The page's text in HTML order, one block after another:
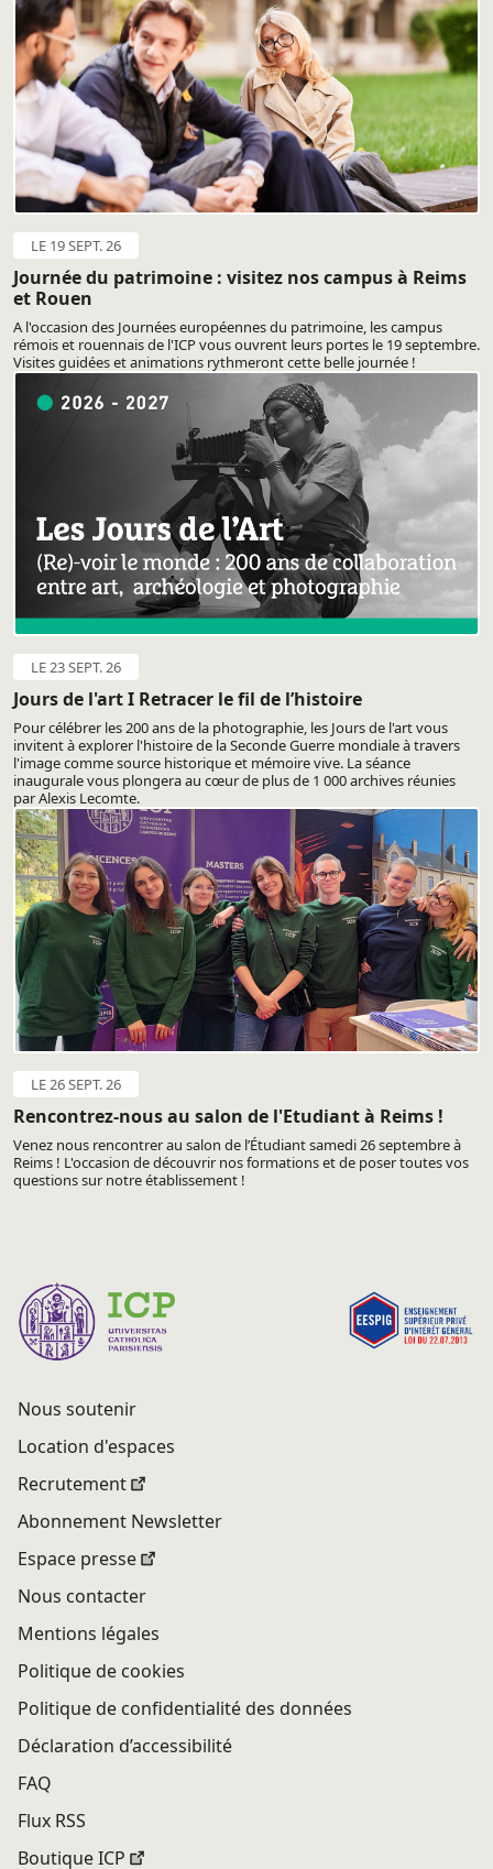
LE 19 SEPT. 26
Journée du patrimoine : visitez nos campus à Reims
et Rouen
A l'occasion des Journées européennes du patrimoine, les campus
rémois et rouennais de l'ICP vous ouvrent leurs portes le 19 septembre.
Visites guidées et animations rythmeront cette belle journée !
LE 23 SEPT. 26
Jours de l'art I Retracer le fil de l’histoire
Pour célébrer les 200 ans de la photographie, les Jours de l'art vous
invitent à explorer l'histoire de la Seconde Guerre mondiale à travers
l'image comme source historique et mémoire vive. La séance
inaugurale vous plongera au cœur de plus de 1 000 archives réunies
par Alexis Lecomte.
LE 26 SEPT. 26
Rencontrez-nous au salon de l'Etudiant à Reims !
Venez nous rencontrer au salon de l’Étudiant samedi 26 septembre à
Reims ! L'occasion de découvrir nos formations et de poser toutes vos
questions sur notre établissement !
Nous soutenir
Location d'espaces
Recrutement
Abonnement Newsletter
Espace presse
Nous contacter
Mentions légales
Politique de cookies
Politique de confidentialité des données
Déclaration d’accessibilité
FAQ
Flux RSS
Boutique ICP